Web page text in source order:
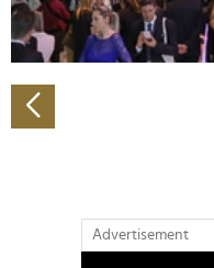
Partner führen diese
weiteren Daten
gesammelt haben.
Advertisement